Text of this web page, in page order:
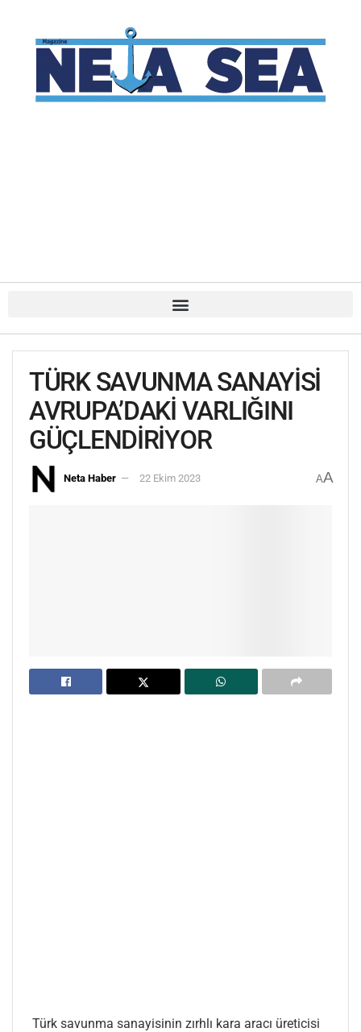
TÜRK SAVUNMA SANAYİSİ
AVRUPA’DAKİ VARLIĞINI
GÜÇLENDİRİYOR
Neta Haber 22 Ekim 2023 AA
Türk savunma sanayisinin zırhlı kara aracı üreticisi